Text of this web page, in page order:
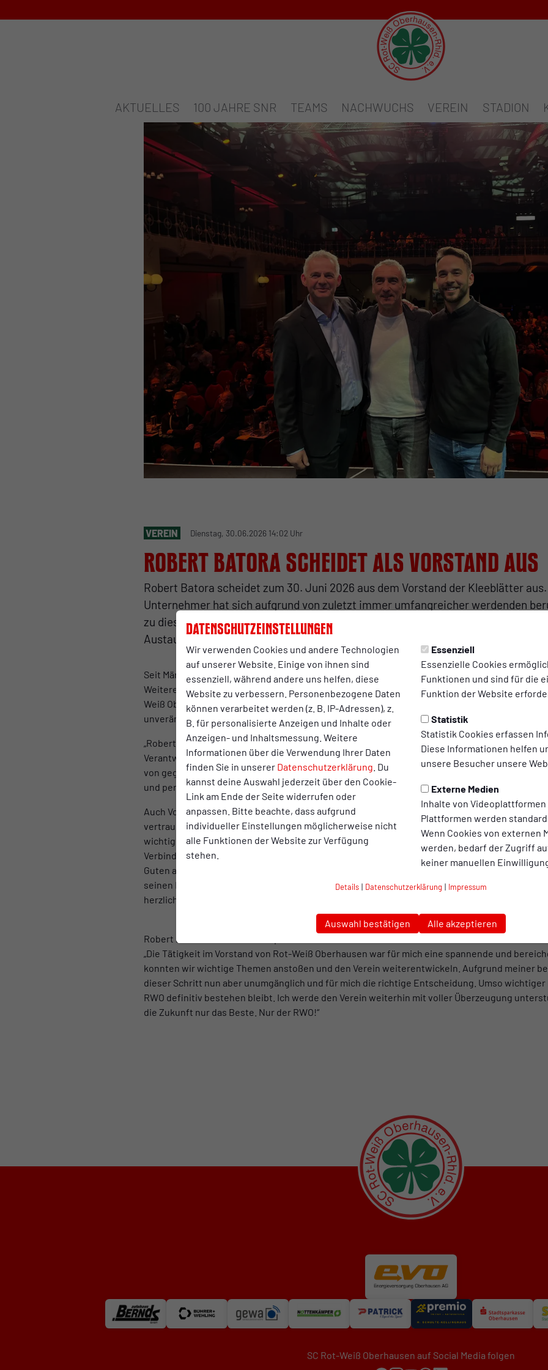
Datenschutzeinstellungen
Wir verwenden Cookies und andere Technologien
auf unserer Website. Einige von ihnen sind
essenziell, während andere uns helfen, diese
Website zu verbessern. Personenbezogene Daten
können verarbeitet werden (z. B. IP-Adressen), z.
B. für personalisierte Anzeigen und Inhalte oder
Anzeigen- und Inhaltsmessung. Weitere
Informationen über die Verwendung Ihrer Daten
finden Sie in unserer Datenschutzerklärung . Du
kannst deine Auswahl jederzeit über den Cookie-
Link am Ende der Seite widerrufen oder
anpassen. Bitte beachte, dass aufgrund
individueller Einstellungen möglicherweise nicht
alle Funktionen der Website zur Verfügung
stehen.
Essenziell
Essenzielle Cookies
Funktionen und sind für die
Funktion der Website
Statistik
Statistik Cookies erfassen
Diese Informationen helfen
unsere Besucher unsere
Externe Medien
Inhalte von Videoplattformen
Plattformen werden
Wenn Cookies von externen
werden, bedarf der Zugriff
keiner manuellen
Details | Datenschutzerklärung | Impressum
Auswahl bestätigen Alle akzeptieren
AKTUELLES 100 JAHRE SNR TEAMS NACHWUCHS VEREIN STADION
VEREIN Dienstag, 30.06.2026 14:02 Uhr
Robert Batora scheidet als Vorstand aus
Robert Batora scheidet zum 30. Juni 2026 aus dem Vorstand der Kleeblätter
Unternehmer hat sich aufgrund von zuletzt immer umfangreicher werdenden
zu diesem Schritt entschieden. Die Abstimmung darüber erfolgte in einem
Austausch gemeinsam mit dem Aufsichtsrat und den restlichen
Seit März 2024 gehörte Robert Batora dem RWO-Vorstand an und brachte sich in dieser Zeit
Weiterentwicklung des Vereins ein. Unabhängig von seinem Ausscheiden aus dem Vorstand
Weiß Oberhausen bestehen. Mit seinem Unternehmen
Meisterbetrieb
unverändertem Umfang als Sponsoring-Partner unterstützen.
„Robert hat sich in den vergangenen Jahren mit großem Engagement für Rot-Weiß
Verantwortung übernommen, als es darauf ankam. Unsere Zusammenarbeit war jederzeit
von gegenseitigem Respekt geprägt. Dafür möchten wir ihm ausdrücklich danken und
und persönliche Zukunft alles Gute“, bedankt sich Damian Schröder,
Auch Vorstandsvorsitzender Marcus Uhlig hebt das gute Miteinander hervor: „Wir haben im
vertrauensvoll zusammengearbeitet. Robert war ein wertvoller und gefühlt 24/7 erreichbarer
wichtige Impulse und Ideen eingebracht und diverse Projekte mit vorangetrieben hat. Umso
Verbindung mit der nunmehr verlängerten Sponsoring-Partnerschaft seines Unternehmens
Guten auseinander, das unterstreicht auch das, was Robert uns permanent zuruft: „Meldet
seinen Einsatz und seine Unterstützung in den letzten Jahren möchte ich mich hiermit im
herzlich bedanken.“
Robert Batora blickt ebenfalls positiv auf seine Zeit im Vorstand zurück:
„Die Tätigkeit im Vorstand von Rot-Weiß Oberhausen war für mich eine spannende und
konnten wir wichtige Themen anstoßen und den Verein weiterentwickeln. Aufgrund meiner
dieser Schritt nun aber unumgänglich und für mich die richtige Entscheidung. Umso wichtiger
RWO definitiv bestehen bleibt. Ich werde den Verein weiterhin mit voller Überzeugung
die Zukunft nur das Beste. Nur der RWO!“
SC Rot-Weiß Oberhausen auf Social Media folgen